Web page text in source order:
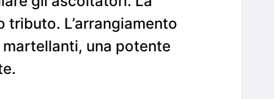
L’arrangiamento
una potente